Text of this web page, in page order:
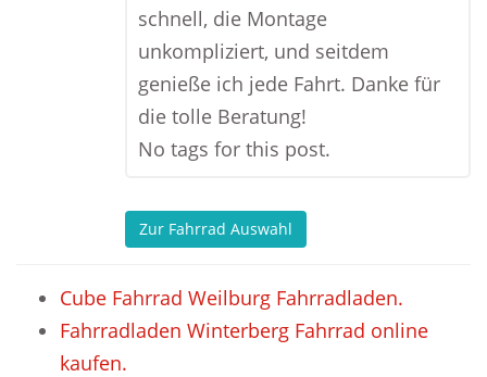
schnell, die Montage
unkompliziert, und seitdem
genieße ich jede Fahrt. Danke für
die tolle Beratung!
No tags for this post.
Zur Fahrrad Auswahl
Cube Fahrrad Weilburg Fahrradladen.
Fahrradladen Winterberg Fahrrad online
kaufen.